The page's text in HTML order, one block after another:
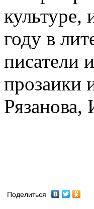
культуре,
году в
писатели
Рязанова,
Поделиться